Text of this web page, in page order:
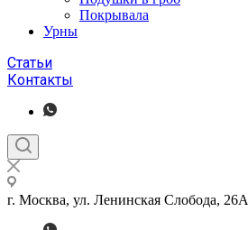
Покрывала
Урны
Статьи
Контакты
г. Москва, ул. Ленинская Слобода, 26А